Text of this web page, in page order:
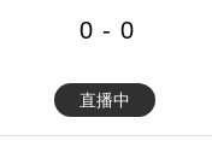
0 - 0
直播中